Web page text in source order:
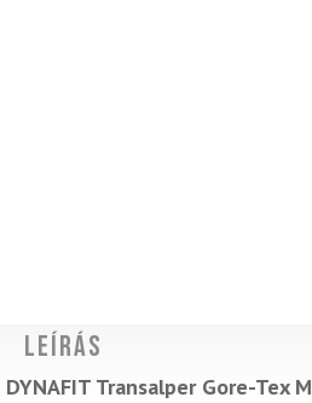
Leírás
DYNAFIT Transalper Gore-Tex M